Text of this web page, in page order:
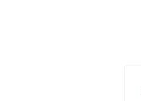
별 가격, 차종, 보험 조건,